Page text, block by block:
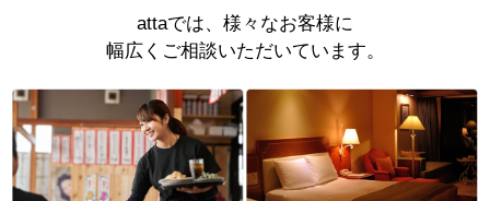
attaでは、様々なお客様に
幅広くご相談いただいています。